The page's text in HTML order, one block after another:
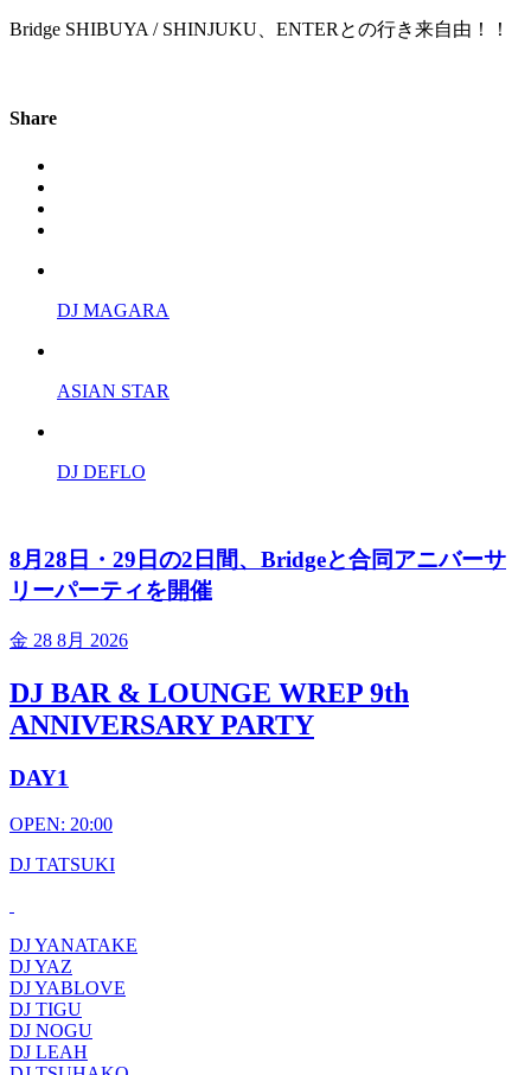
Bridge SHIBUYA / SHINJUKU、ENTERとの行き来自由！！
Share
DJ MAGARA
ASIAN STAR
DJ DEFLO
8月28日・29日の2日間、Bridgeと合同アニバーサ
リーパーティを開催
金 28 8月 2026
DJ BAR & LOUNGE WREP 9th
ANNIVERSARY PARTY
DAY1
OPEN: 20:00
DJ TATSUKI
DJ YANATAKE
DJ YAZ
DJ YABLOVE
DJ TIGU
DJ NOGU
DJ LEAH